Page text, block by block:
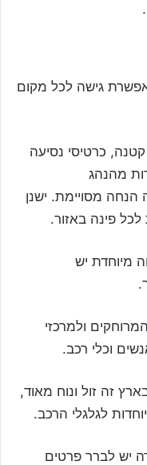
גישה לכל מקום
קטנה, כרטיסי נסיעה
מהנהג
הנחה מסויימת. ישנן
לכל פינה באזור.
מיוחדת יש
ולמרכזי
וכלי רכב.
זה זול ונוח מאוד,
לגלגלי הרכב.
יש לברר פרטים